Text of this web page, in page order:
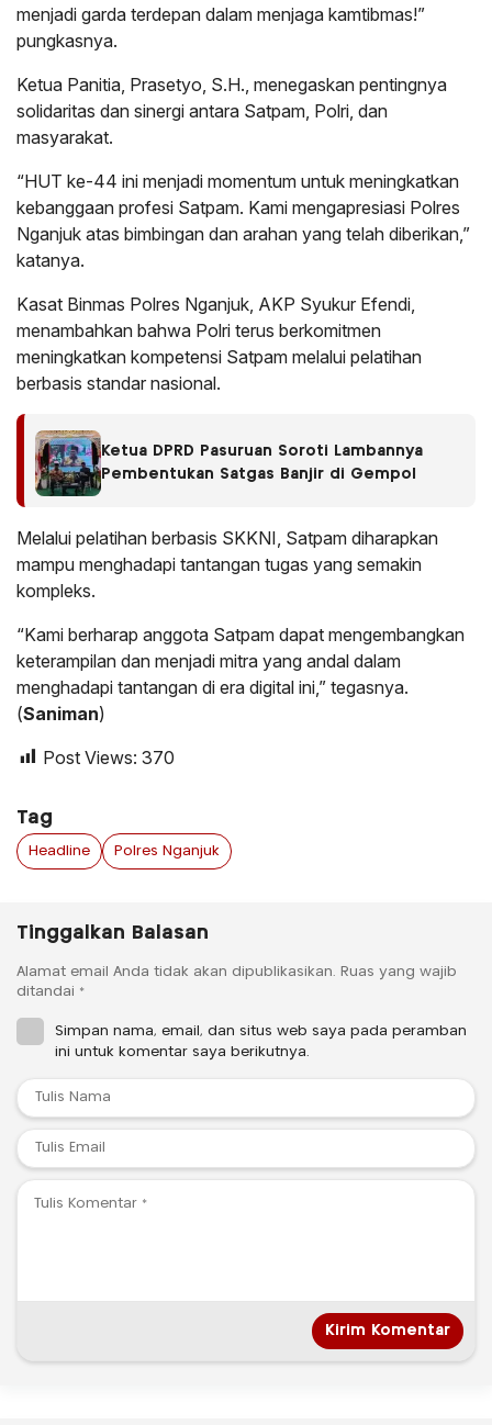
menjadi garda terdepan dalam menjaga kamtibmas!”
pungkasnya.
Ketua Panitia, Prasetyo, S.H., menegaskan pentingnya
solidaritas dan sinergi antara Satpam, Polri, dan
masyarakat.
“HUT ke-44 ini menjadi momentum untuk meningkatkan
kebanggaan profesi Satpam. Kami mengapresiasi Polres
Nganjuk atas bimbingan dan arahan yang telah diberikan,”
katanya.
Kasat Binmas Polres Nganjuk, AKP Syukur Efendi,
menambahkan bahwa Polri terus berkomitmen
meningkatkan kompetensi Satpam melalui pelatihan
berbasis standar nasional.
Ketua DPRD Pasuruan Soroti Lambannya
Pembentukan Satgas Banjir di Gempol
Melalui pelatihan berbasis SKKNI, Satpam diharapkan
mampu menghadapi tantangan tugas yang semakin
kompleks.
“Kami berharap anggota Satpam dapat mengembangkan
keterampilan dan menjadi mitra yang andal dalam
menghadapi tantangan di era digital ini,” tegasnya.
(Saniman)
Post Views: 370
Tag
Headline Polres Nganjuk
Tinggalkan Balasan
Alamat email Anda tidak akan dipublikasikan.
Ruas yang wajib
ditandai *
Simpan nama, email, dan situs web saya pada peramban
ini untuk komentar saya berikutnya.